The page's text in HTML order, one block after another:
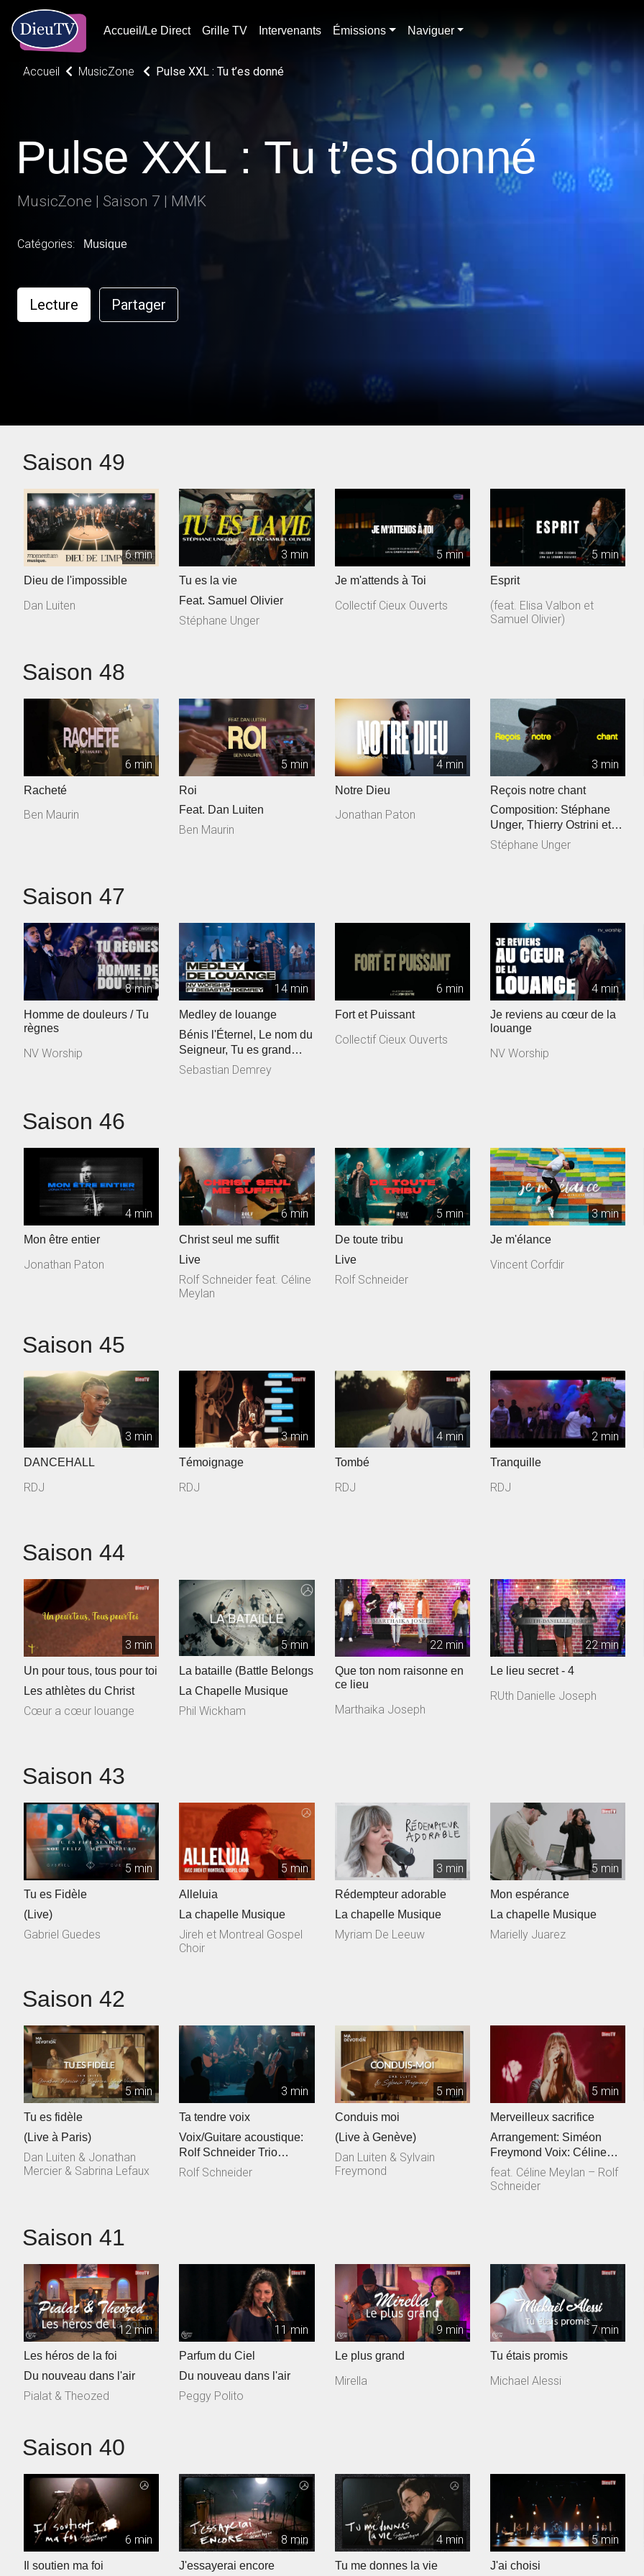
Accueil/Le Direct Grille TV Intervenants Émissions Naviguer
Accueil MusicZone Pulse XXL : Tu t’es donné
Pulse XXL : Tu t’es donné
MusicZone | Saison 7 | MMK
Catégories: Musique
Lecture Partager
Saison 49
6 min
Dieu de l'impossible
Dan Luiten
3 min
Tu es la vie
Feat. Samuel Olivier
Stéphane Unger
5 min
Je m'attends à Toi
Collectif Cieux Ouverts
5 min
Esprit
(feat. Elisa Valbon et
Samuel Olivier)
Saison 48
6 min
Racheté
Ben Maurin
5 min
Roi
Feat. Dan Luiten
Ben Maurin
4 min
Notre Dieu
Jonathan Paton
3 min
Reçois notre chant
Composition: Stéphane
Unger, Thierry Ostrini et
Siméon Freymond
Stéphane Unger
Saison 47
8 min
Homme de douleurs / Tu
règnes
NV Worship
14 min
Medley de louange
Bénis l'Éternel, Le nom du
Seigneur, Tu es grand
Seigneur
Sebastian Demrey
6 min
Fort et Puissant
Collectif Cieux Ouverts
4 min
Je reviens au cœur de la
louange
NV Worship
Saison 46
4 min
Mon être entier
Jonathan Paton
6 min
Christ seul me suffit
Live
Rolf Schneider feat. Céline
Meylan
5 min
De toute tribu
Live
Rolf Schneider
3 min
Je m'élance
Vincent Corfdir
Saison 45
3 min
DANCEHALL
RDJ
3 min
Témoignage
RDJ
4 min
Tombé
RDJ
2 min
Tranquille
RDJ
Saison 44
3 min
Un pour tous, tous pour toi
Les athlètes du Christ
Cœur a cœur louange
5 min
La bataille (Battle Belongs
La Chapelle Musique
Phil Wickham
22 min
Que ton nom raisonne en
ce lieu
Marthaika Joseph
22 min
Le lieu secret - 4
RUth Danielle Joseph
Saison 43
5 min
Tu es Fidèle
(Live)
Gabriel Guedes
5 min
Alleluia
La chapelle Musique
Jireh et Montreal Gospel
Choir
3 min
Rédempteur adorable
La chapelle Musique
Myriam De Leeuw
5 min
Mon espérance
La chapelle Musique
Marielly Juarez
Saison 42
5 min
Tu es fidèle
(Live à Paris)
Dan Luiten & Jonathan
Mercier & Sabrina Lefaux
3 min
Ta tendre voix
Voix/Guitare acoustique:
Rolf Schneider Trio
cordes: Philippe & Jessica
Rolf Schneider
5 min
Conduis moi
(Live à Genève)
Dan Luiten & Sylvain
Freymond
5 min
Merveilleux sacrifice
Arrangement: Siméon
Freymond Voix: Céline
Meylan Guitare
acoustique: Rolf Sc...
feat. Céline Meylan – Rolf
Schneider
Saison 41
12 min
Les héros de la foi
Du nouveau dans l'air
Pialat & Theozed
11 min
Parfum du Ciel
Du nouveau dans l'air
Peggy Polito
9 min
Le plus grand
Mirella
7 min
Tu étais promis
Michael Alessi
Saison 40
6 min
Il soutien ma foi
8 min
J'essayerai encore
4 min
Tu me donnes la vie
5 min
J'ai choisi